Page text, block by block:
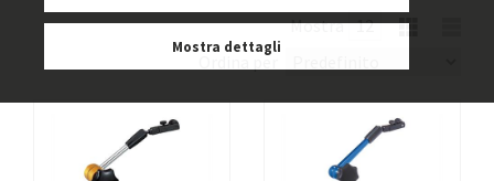
Mostra dettagli
Mostra
Ordina per